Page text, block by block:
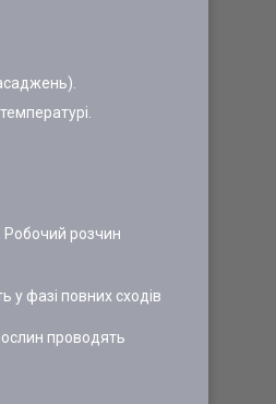
Робочий розчин
у фазі повних сходів
проводять